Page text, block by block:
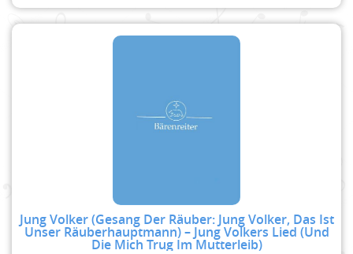
Jung Volker (Gesang Der Räuber: Jung Volker, Das Ist
Unser Räuberhauptmann) – Jung Volkers Lied (Und
Die Mich Trug Im Mutterleib)